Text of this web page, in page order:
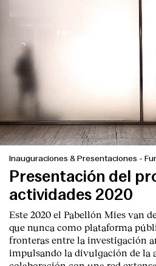
Inauguraciones & Presentaciones -
Presentación del
actividades 2020
Este 2020 el Pabellón Mies van
que nunca como plataforma
fronteras entre la investigación
impulsando la divulgación de la